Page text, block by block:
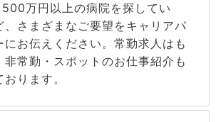
万円以上の病院を探してい
、さまざまなご要望をキャリアパ
にお伝えください。常勤求人はも
非常勤・スポットのお仕事紹介も
ります。